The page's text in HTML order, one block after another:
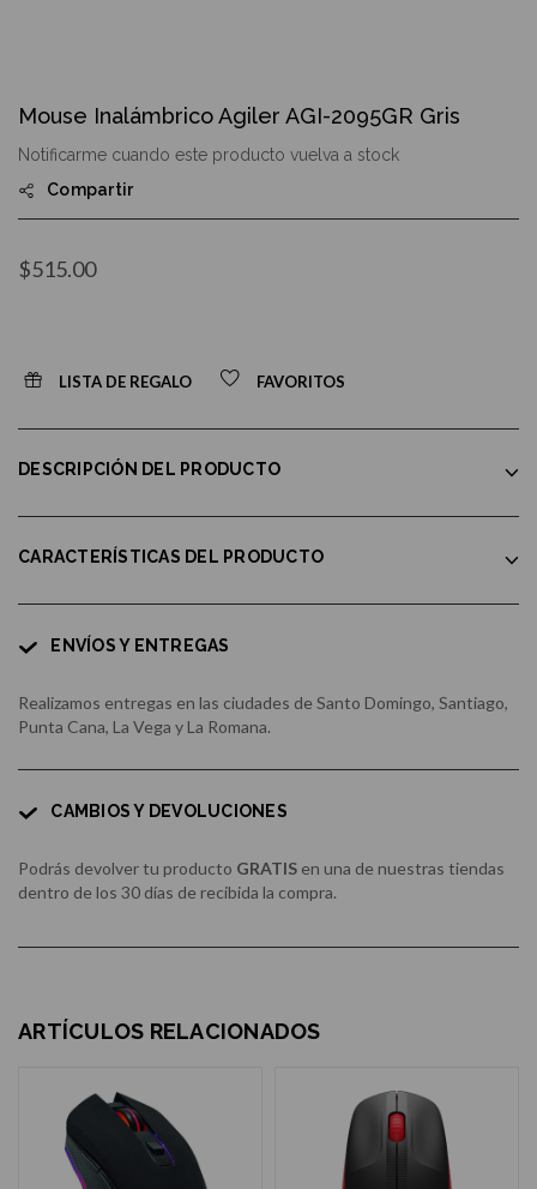
the
of
the
Mouse Inalámbrico Agiler AGI-2095GR Gris
Compartir
$515.00
Notificarme cuando este producto vuelva a stock
LISTA DE REGALO FAVORITOS
DESCRIPCIÓN DEL PRODUCTO
CARACTERÍSTICAS DEL PRODUCTO
ENVÍOS Y ENTREGAS
Realizamos entregas en las ciudades de Santo Domingo, Santiago,
Punta Cana, La Vega y La Romana.
CAMBIOS Y DEVOLUCIONES
Podrás devolver tu producto GRATIS en una de nuestras tiendas
dentro de los 30 días de recibida la compra.
ARTÍCULOS RELACIONADOS